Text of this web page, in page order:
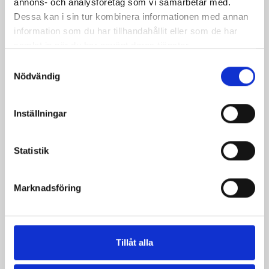
annons- och analysföretag som vi samarbetar med.
Dessa kan i sin tur kombinera informationen med annan
information som du har tillhandahållit eller som de har
Nödvändig
Inställningar
Statistik
Marknadsföring
Tillåt alla
Hellfire Sword 90cm
Pris
1 320,00 kr
Pris
275,00 kr